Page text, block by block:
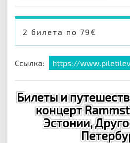
2 билета по 79€
Ссылка: https://
Билеты и
концерт
Эстонии,